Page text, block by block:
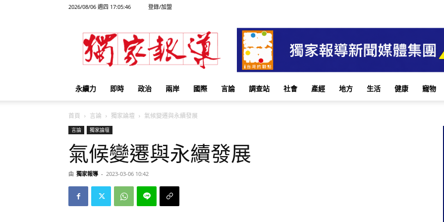
2026/08/06 週四 17:05:46 登錄/加盟
獨
家
報
永續力 即時 政治 兩岸 國際 言論 調查站 社會 產經 地方 生活 健康 寵物
首頁 言論 獨家論壇 氣候變遷與永續發展
言論 獨家論壇
氣候變遷與永續發展
由 獨家報導 - 2023-03-06 10:42